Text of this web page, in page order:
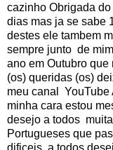
cazinho Obrigada
dias mas ja se sabe
destes ele tambem
sempre junto de
ano em Outubro
(os) queridas (os)
meu canal YouTube
minha cara estou
desejo a todos
Portugueses que
dificeis a todos